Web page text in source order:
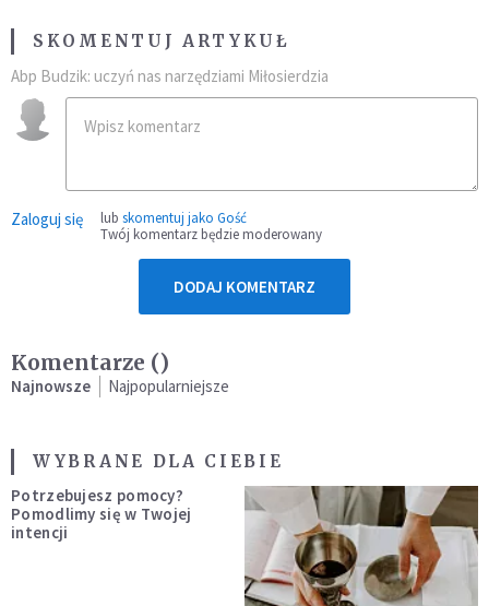
SKOMENTUJ ARTYKUŁ
Abp Budzik: uczyń nas narzędziami Miłosierdzia
Zaloguj się lub skomentuj jako Gość
Twój komentarz będzie moderowany
DODAJ KOMENTARZ
Komentarze ()
Najnowsze Najpopularniejsze
WYBRANE DLA CIEBIE
Potrzebujesz pomocy?
Pomodlimy się w Twojej
intencji